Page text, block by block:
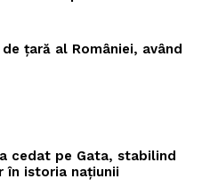
țară al României, având
cedat pe Gata, stabilind
în istoria națiunii